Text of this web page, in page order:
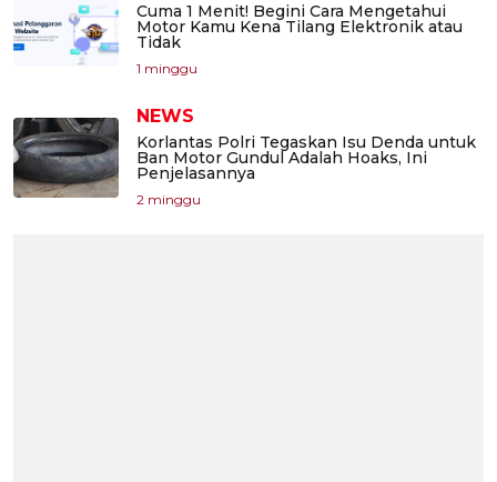
Cuma 1 Menit! Begini Cara Mengetahui
Motor Kamu Kena Tilang Elektronik atau
Tidak
1 minggu
NEWS
Korlantas Polri Tegaskan Isu Denda untuk
Ban Motor Gundul Adalah Hoaks, Ini
Penjelasannya
2 minggu